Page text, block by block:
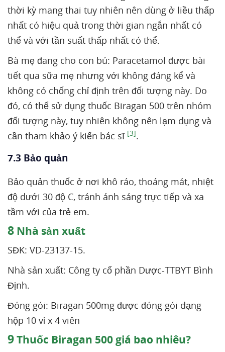
thời kỳ mang thai tuy nhiên nên dùng ở liều thấp
nhất có hiệu quả trong thời gian ngắn nhất có
thể và với tần suất thấp nhất có thể.
Bà mẹ đang cho con bú: Paracetamol được bài
tiết qua sữa mẹ nhưng với không đáng kể và
không có chống chỉ định trên đối tượng này. Do
đó, có thể sử dụng thuốc Biragan 500 trên nhóm
đối tượng này, tuy nhiên không nên lạm dụng và
cần tham khảo ý kiến bác sĩ [3].
7.3 Bảo quản
Bảo quản thuốc ở nơi khô ráo, thoáng mát, nhiệt
độ dưới 30 độ C, tránh ánh sáng trực tiếp và xa
tầm với của trẻ em.
8 Nhà sản xuất
SĐK: VD-23137-15.
Nhà sản xuất: Công ty cổ phần Dược-TTBYT Bình
Định.
Đóng gói: Biragan 500mg được đóng gói dạng
hộp 10 vỉ x 4 viên
9Thuốc Biragan 500 giá bao nhiêu?